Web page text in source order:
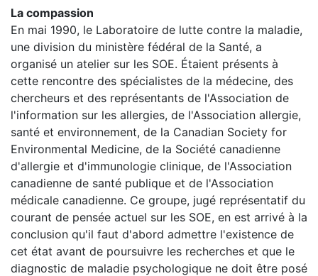
La compassion
En mai 1990, le Laboratoire de lutte contre la maladie,
une division du ministère fédéral de la Santé, a
organisé un atelier sur les SOE. Étaient présents à
cette rencontre des spécialistes de la médecine, des
chercheurs et des représentants de l'Association de
l'information sur les allergies, de l'Association allergie,
santé et environnement, de la Canadian Society for
Environmental Medicine, de la Société canadienne
d'allergie et d'immunologie clinique, de l'Association
canadienne de santé publique et de l'Association
médicale canadienne. Ce groupe, jugé représentatif du
courant de pensée actuel sur les SOE, en est arrivé à la
conclusion qu'il faut d'abord admettre l'existence de
cet état avant de poursuivre les recherches et que le
diagnostic de maladie psychologique ne doit être posé